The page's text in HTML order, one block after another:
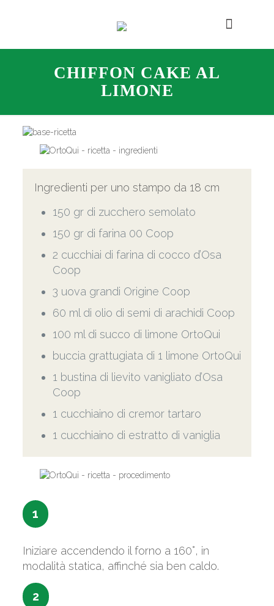
CHIFFON CAKE AL
LIMONE
Ingredienti per uno stampo da 18 cm
150 gr di zucchero semolato
150 gr di farina 00 Coop
2 cucchiai di farina di cocco d’Osa
Coop
3 uova grandi Origine Coop
60 ml di olio di semi di arachidi Coop
100 ml di succo di limone OrtoQui
buccia grattugiata di 1 limone OrtoQui
1 bustina di lievito vanigliato d’Osa
Coop
1 cucchiaino di cremor tartaro
1 cucchiaino di estratto di vaniglia
1
Iniziare accendendo il forno a 160°, in
modalità statica, affinché sia ben caldo.
2